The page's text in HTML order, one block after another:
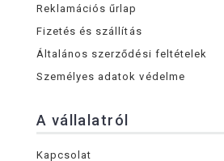
Reklamációs űrlap
Fizetés és szállítás
Általános szerződési feltételek
Személyes adatok védelme
A vállalatról
Kapcsolat